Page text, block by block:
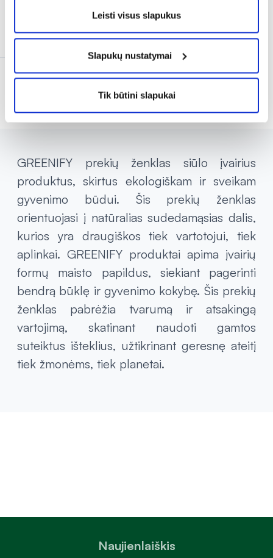
Leisti visus slapukus
Slapukų nustatymai
Tik būtini slapukai
Išparduota
GREENIFY prekių ženklas siūlo įvairius
produktus, skirtus ekologiškam ir sveikam
gyvenimo būdui. Šis prekių ženklas
orientuojasi į natūralias sudedamąsias dalis,
kurios yra draugiškos tiek vartotojui, tiek
aplinkai. GREENIFY produktai apima įvairių
formų maisto papildus, siekiant pagerinti
bendrą būklę ir gyvenimo kokybę. Šis prekių
ženklas pabrėžia tvarumą ir atsakingą
vartojimą, skatinant naudoti gamtos
suteiktus išteklius, užtikrinant geresnę ateitį
tiek žmonėms, tiek planetai.
Naujienlaiškis